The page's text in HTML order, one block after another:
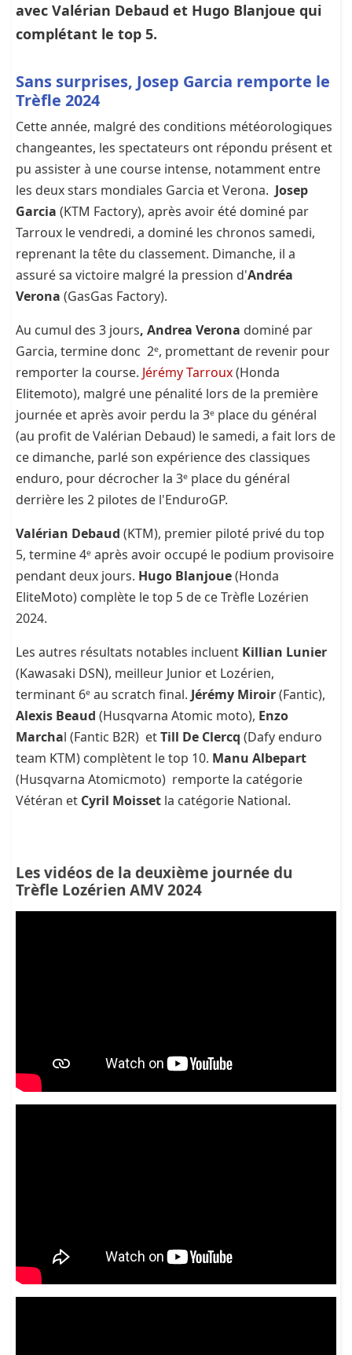
avec Valérian Debaud et Hugo Blanjoue qui
complétant le top 5.
Sans surprises, Josep Garcia remporte le
Trèfle 2024
Cette année, malgré des conditions météorologiques
changeantes, les spectateurs ont répondu présent et
pu assister à une course intense, notamment entre
les deux stars mondiales Garcia et Verona. Josep
Garcia (KTM Factory), après avoir été dominé par
Tarroux le vendredi, a dominé les chronos samedi,
reprenant la tête du classement. Dimanche, il a
assuré sa victoire malgré la pression d'Andréa
Verona (GasGas Factory).
Au cumul des 3 jours, Andrea Verona dominé par
Garcia, termine donc 2ᵉ, promettant de revenir pour
remporter la course. Jérémy Tarroux(Honda
Elitemoto), malgré une pénalité lors de la première
journée et après avoir perdu la 3ᵉ place du général
(au profit de Valérian Debaud) le samedi, a fait lors de
ce dimanche, parlé son expérience des classiques
enduro, pour décrocher la 3ᵉ place du général
derrière les 2 pilotes de l'EnduroGP.
Valérian Debaud (KTM), premier piloté privé du top
5, termine 4ᵉ après avoir occupé le podium provisoire
pendant deux jours. Hugo Blanjoue(Honda
EliteMoto) complète le top 5 de ce Trèfle Lozérien
2024.
Les autres résultats notables incluent Killian Lunier
(Kawasaki DSN), meilleur Junior et Lozérien,
terminant 6ᵉ au scratch final. Jérémy Miroir(Fantic),
Alexis Beaud (Husqvarna Atomic moto), Enzo
Marchal (Fantic B2R) etTill De Clercq (Dafy enduro
team KTM) complètent le top 10. Manu Albepart
(Husqvarna Atomicmoto) remporte la catégorie
Vétéran et Cyril Moisset la catégorie National.
Les vidéos de la deuxième journée du
Trèfle Lozérien AMV 2024